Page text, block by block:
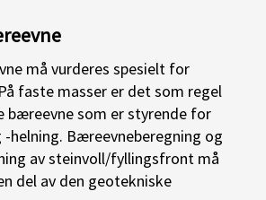
må vurderes spesielt for
faste masser er det som regel
bæreevne som er styrende for
helning. Bæreevneberegning og
av steinvoll/fyllingsfront må
del av den geotekniske